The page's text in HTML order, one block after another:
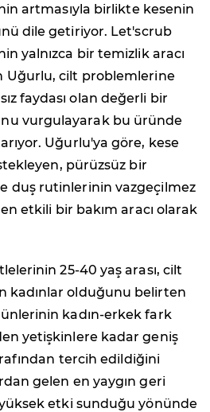
artmasıyla birlikte kesenin
dile getiriyor. Let'scrub
yalnızca bir temizlik aracı
Uğurlu, cilt problemlerine
faydası olan değerli bir
vurgulayarak bu üründe
Uğurlu'ya göre, kese
pürüzsüz bir
duş rutinlerinin vazgeçilmez
etkili bir bakım aracı olarak
25-40 yaş arası, cilt
kadınlar olduğunu belirten
kadın-erkek fark
yetişkinlere kadar geniş
tercih edildiğini
gelen en yaygın geri
etki sunduğu yönünde